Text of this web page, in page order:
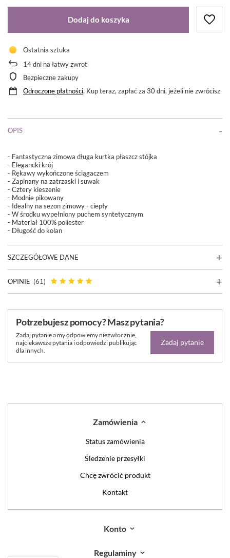
Dodaj do koszyka
Ostatnia sztuka
14dni na łatwy zwrot
Bezpieczne zakupy
Odroczone płatności. Kup teraz, zapłać za 30 dni, jeżeli nie zwrócisz
OPIS
- Fantastyczna zimowa długa kurtka płaszcz stójka
- Elegancki krój
- Rękawy wykończone ściągaczem
- Zapinany na zatrzaski i suwak
- Cztery kieszenie
- Modnie pikowany
- Idealny na sezon zimowy - ciepły
- W środku wypełniony puchem syntetycznym
- Materiał 100% poliester
- Długość do kolan
SZCZEGÓŁOWE DANE
OPINIE (61)
Potrzebujesz pomocy? Masz pytania?
Zadaj pytanie a my odpowiemy niezwłocznie,
najciekawsze pytania i odpowiedzi publikując
dla innych.
Zadaj pytanie
Zamówienia
Status zamówienia
Śledzenie przesyłki
Chcę zwrócić produkt
Kontakt
Konto
Regulaminy